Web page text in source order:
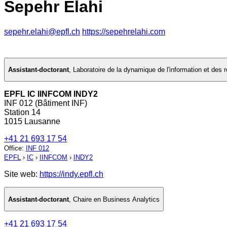
Sepehr Elahi
sepehr.elahi@epfl.ch https://sepehrelahi.com
Assistant-doctorant, Laboratoire de la dynamique de l'information et des
EPFL IC IINFCOM INDY2
INF 012 (Bâtiment INF)
Station 14
1015 Lausanne
+41 21 693 17 54
Office:
INF 012
EPFL › IC › IINFCOM › INDY2
Site web: https://indy.epfl.ch
Assistant-doctorant Chaire en Business Analytics
+41 21 693 17 54